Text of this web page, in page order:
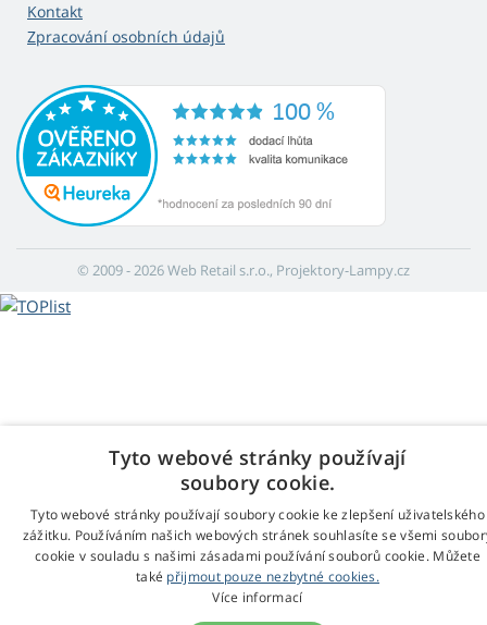
Kontakt
Zpracování osobních údajů
© 2009 - 2026 Web Retail s.r.o., Projektory-Lampy.cz
Tyto webové stránky používají
soubory cookie.
Tyto webové stránky používají soubory cookie ke zlepšení uživatelského
zážitku. Používáním našich webových stránek souhlasíte se všemi
cookie v souladu s našimi zásadami používání souborů cookie. Můžete
také přijmout pouze nezbytné cookies.
Více informací